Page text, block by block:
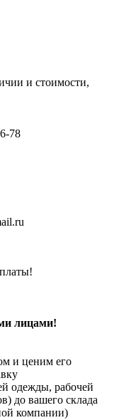
и стоимости,
78
лицами!
и ценим его
одежды, рабочей
до вашего склада
компании)